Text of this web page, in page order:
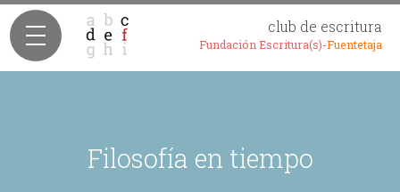
club de escritura
Fundación Escritura(s)-Fuentetaja
Filosofía en tiempo